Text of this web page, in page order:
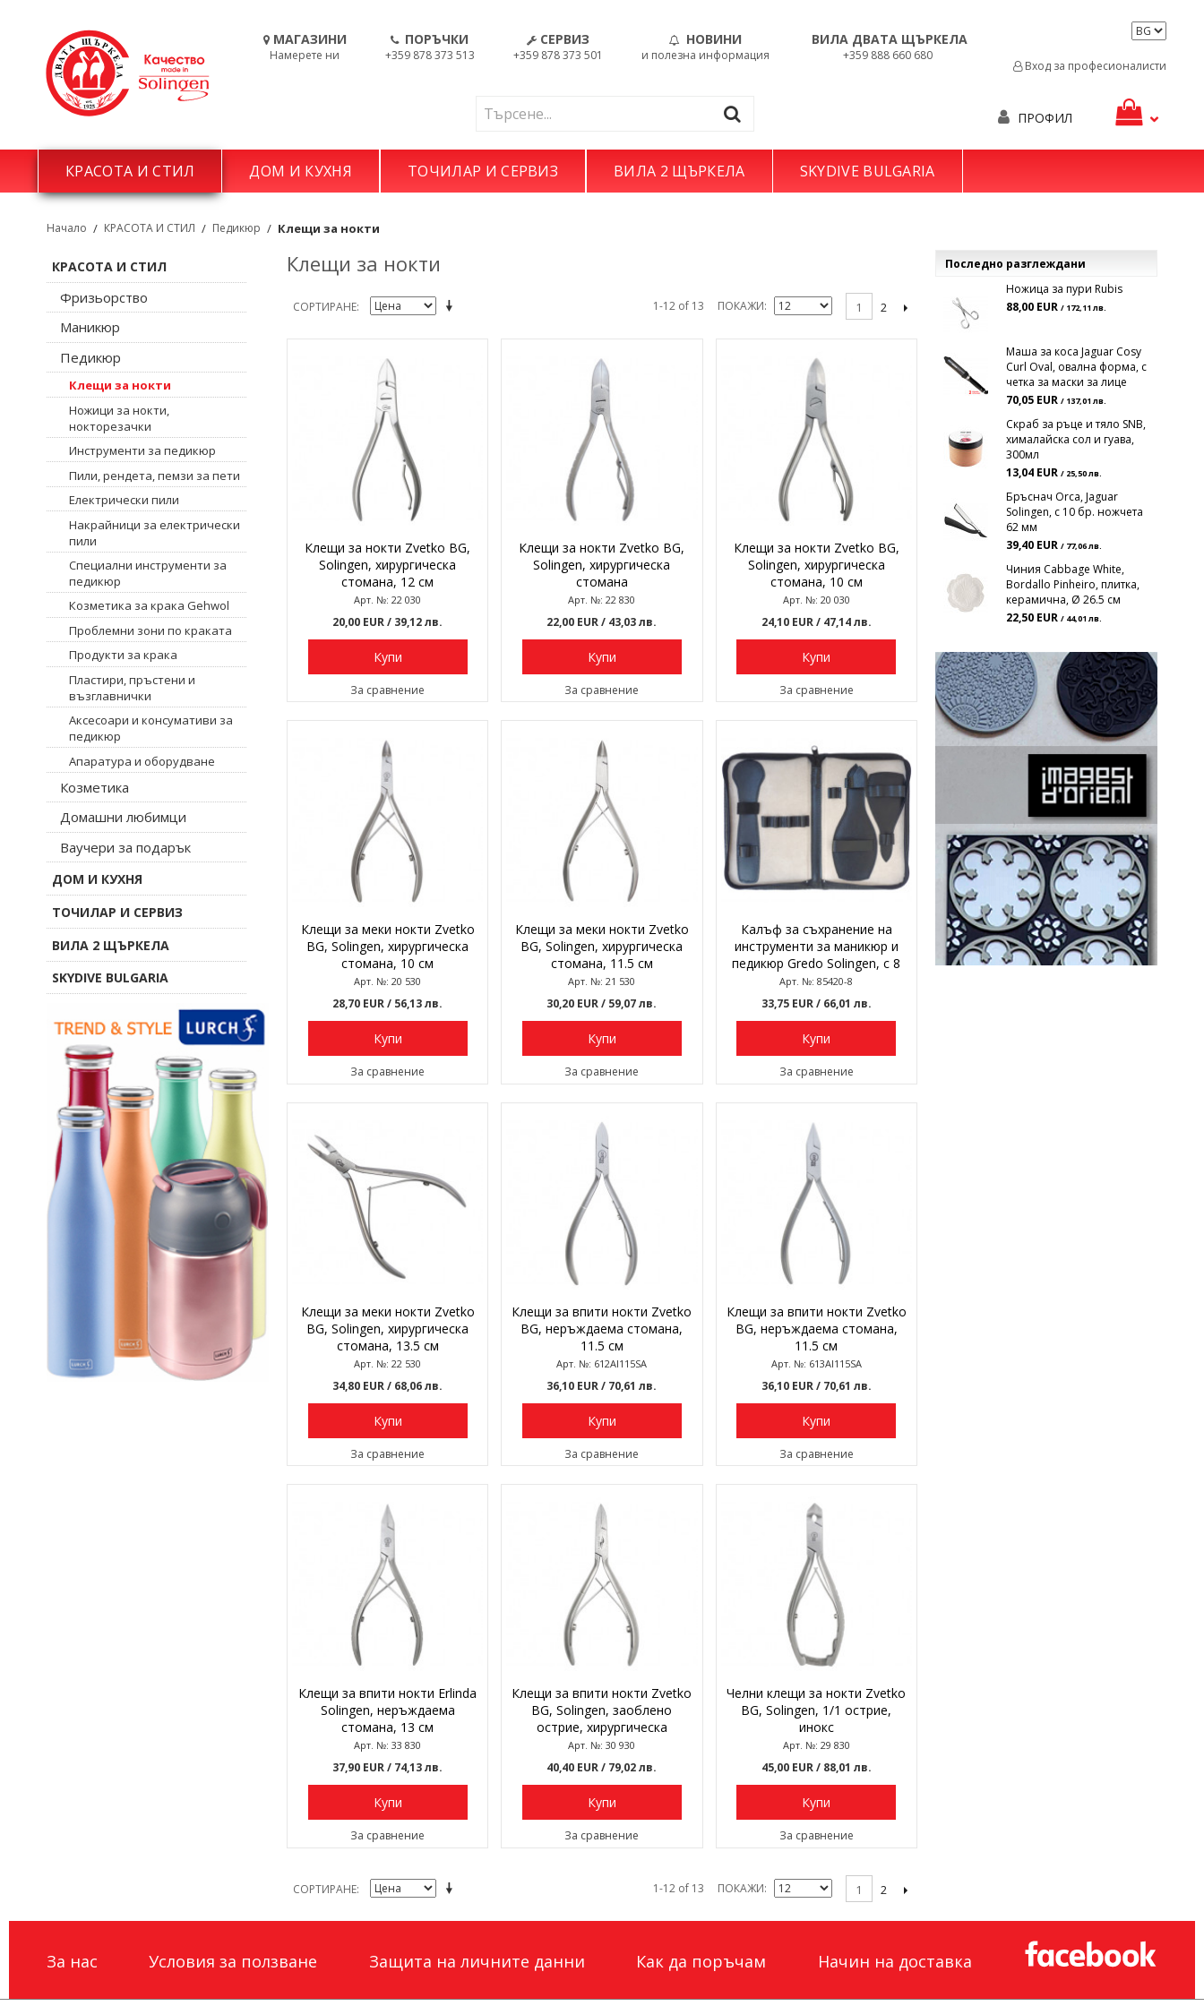
МАГАЗИНИ
Намерете ни
ПОРЪЧКИ
+359 878 373 513
СЕРВИЗ
+359 878 373 501
НОВИНИ
и полезна информация
ВИЛА ДВАТА ЩЪРКЕЛА
+359 888 660 680
Вход за професионалисти
ПРОФИЛ
КРАСОТА И СТИЛ ДОМ И КУХНЯ ТОЧИЛАР И СЕРВИЗ ВИЛА 2 ЩЪРКЕЛА SKYDIVE BULGARIA
Начало / КРАСОТА И СТИЛ / Педикюр / Клещи за нокти
Клещи за нокти
СОРТИРАНЕ 1-12 of 13 ПОКАЖИ 1 2
Клещи за нокти Zvetko BG,
Solingen, хирургическа
стомана, 12 см
Арт. №: 22 030
20,00 EUR/ 39,12 лв.
Купи
За сравнение
Клещи за нокти Zvetko BG,
Solingen, хирургическа
стомана
Арт. №: 22 830
22,00 EUR/ 43,03 лв.
Купи
За сравнение
Клещи за нокти Zvetko BG,
Solingen, хирургическа
стомана, 10 см
Арт. №: 20 030
24,10 EUR/ 47,14 лв.
Купи
За сравнение
Клещи за меки нокти Zvetko
BG, Solingen, хирургическа
стомана, 10 см
Арт. №: 20 530
28,70 EUR/ 56,13 лв.
Купи
За сравнение
Клещи за меки нокти Zvetko
BG, Solingen, хирургическа
стомана, 11.5 см
Арт. №: 21 530
30,20 EUR/ 59,07 лв.
Купи
За сравнение
Калъф за съхранение на
инструменти за маникюр и
педикюр Gredo Solingen, с 8
гнезда
Арт. №: 85420-8
33,75 EUR/ 66,01 лв.
Купи
За сравнение
Клещи за меки нокти Zvetko
BG, Solingen, хирургическа
стомана, 13.5 см
Арт. №: 22 530
34,80 EUR/ 68,06 лв.
Купи
За сравнение
Клещи за впити нокти Zvetko
BG, неръждаема стомана,
11.5 см
Арт. №: 612AI115SA
36,10 EUR/ 70,61 лв.
Купи
За сравнение
Клещи за впити нокти Zvetko
BG, неръждаема стомана,
11.5 см
Арт. №: 613AI115SA
36,10 EUR/ 70,61 лв.
Купи
За сравнение
Клещи за впити нокти Erlinda
Solingen, неръждаема
стомана, 13 см
Арт. №: 33 830
37,90 EUR/ 74,13 лв.
Купи
За сравнение
Клещи за впити нокти Zvetko
BG, Solingen, заоблено
острие, хирургическа
стомана
Арт. №: 30 930
40,40 EUR/ 79,02 лв.
Купи
За сравнение
Челни клещи за нокти Zvetko
BG, Solingen, 1/1 острие,
инокс
Арт. №: 29 830
45,00 EUR/ 88,01 лв.
Купи
За сравнение
СОРТИРАНЕ 1-12 of 13 ПОКАЖИ 1 2
КРАСОТА И СТИЛ
Фризьорство
Маникюр
Педикюр
Клещи за нокти
Ножици за нокти,
нокторезачки
Инструменти за педикюр
Пили, рендета, пемзи за пети
Електрически пили
Накрайници за електрически
пили
Специални инструменти за
педикюр
Козметика за крака Gehwol
Проблемни зони по краката
Продукти за крака
Пластири, пръстени и
възглавнички
Аксесоари и консумативи за
педикюр
Апаратура и оборудване
Козметика
Домашни любимци
Ваучери за подарък
ДОМ И КУХНЯ
ТОЧИЛАР И СЕРВИЗ
ВИЛА 2 ЩЪРКЕЛА
SKYDIVE BULGARIA
Последно разглеждани
Ножица за пури Rubis
88,00 EUR / 172,11 лв.
Маша за коса Jaguar Cosy
Curl Oval, овална форма, с
четка за маски за лице
70,05 EUR / 137,01 лв.
Скраб за ръце и тяло SNB,
хималайска сол и гуава,
300мл
13,04 EUR / 25,50 лв.
Бръснач Orca, Jaguar
Solingen, с 10 бр. ножчета
62 мм
39,40 EUR / 77,06 лв.
Чиния Cabbage White,
Bordallo Pinheiro, плитка,
керамична, Ø 26.5 см
22,50 EUR / 44,01 лв.
За нас Условия за ползване Защита на личните данни Как да поръчам Начин на доставка